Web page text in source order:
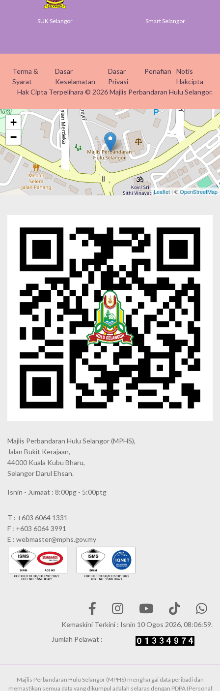
SUK Selangor Smart Selangor
Terma &
Syarat
Dasar
Keselamatan
Dasar
Privasi
Penafian
Notis
Hakcipta
Hak Cipta Terpelihara © 2026 Majlis Perbandaran Hulu Selangor.
+
−
Leaflet | ©OpenStreetMap
Majlis Perbandaran Hulu Selangor (MPHS),
Jalan Bukit Kerajaan,
44000 Kuala Kubu Bharu,
Selangor Darul Ehsan.
Isnin - Jumaat : 8:00pg - 5:00ptg
T : +603 6064 1331
F : +603 6064 3991
E : webmaster@mphs.gov.my
Kemaskini Terkini : Isnin 10 Ogos 2026, 08:06:59.
Jumlah Pelawat :
Majlis Perbandaran Hulu Selangor (MPHS) menghargai data peribadi dan
memastikan semua data yang dikumpul adalah selaras dengan PDPA (Personal